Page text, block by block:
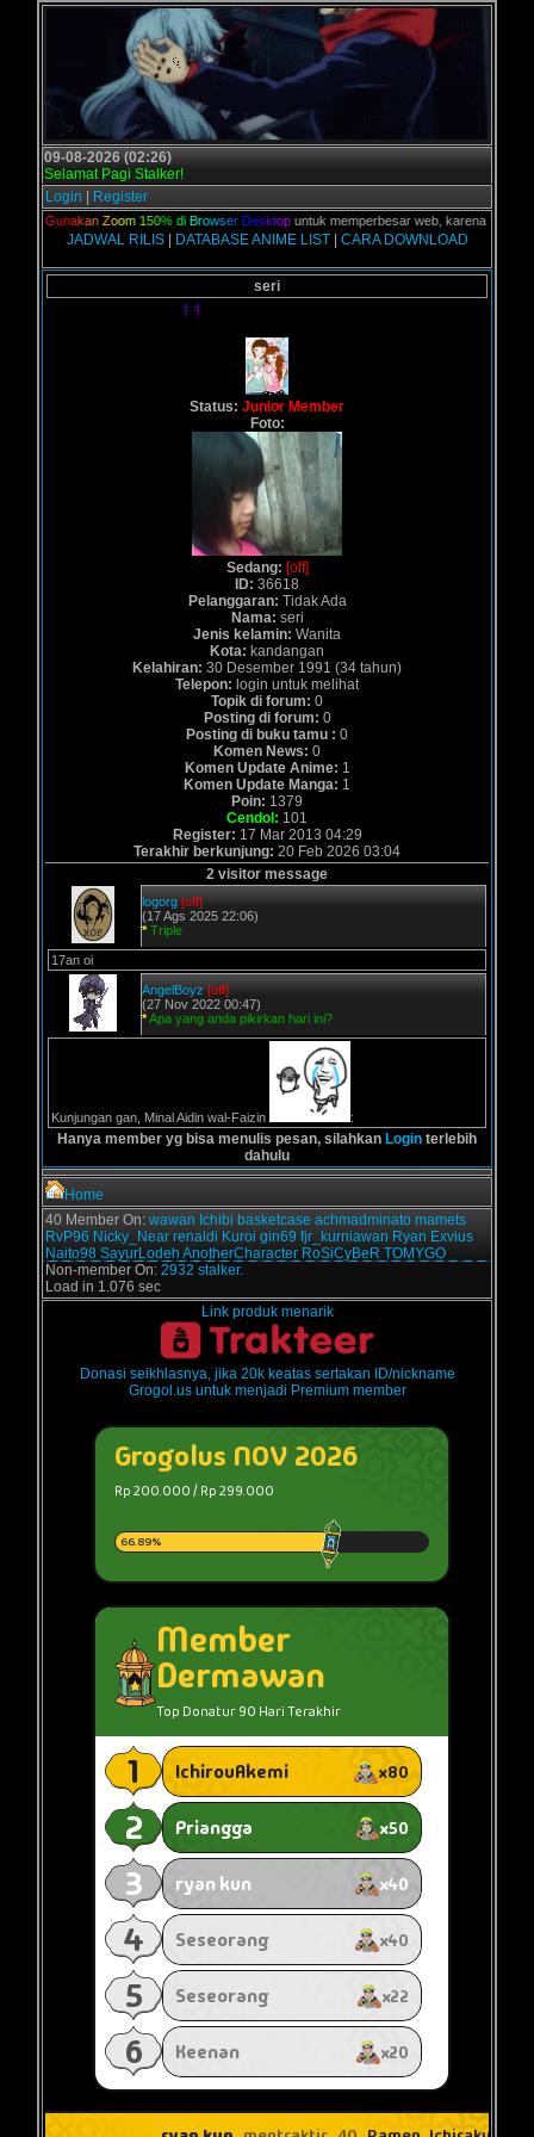
09-08-2026 (02:26)
Selamat Pagi Stalker!
Login
Register
unakan Zoom 150% di Br owser Desktopuntuk memperbesar web, karena aslinya
JADWAL RILIS| DATABASE ANIME LIST| CARA DOWNLOAD
seri
ￊￊ
Status: Junior Member
Foto:
Sedang: [off]
ID: 36618
Pelanggaran: Tidak Ada
Nama: seri
Jenis kelamin: Wanita
Kota: kandangan
Kelahiran: 30 Desember 1991 (34 tahun)
Telepon: login untuk melihat
Topik di forum: 0
Posting di forum: 0
Posting di buku tamu : 0
Komen News: 0
Komen Update Anime: 1
Komen Update Manga: 1
Poin: 1379
Cendol: 101
Register: 17 Mar 2013 04:29
Terakhir berkunjung: 20 Feb 2026 03:04
2 visitor message
logorg [off]
(17 Ags 2025 22:06)
* Triple
17an oi
AngelBoyz [off]
(27 Nov 2022 00:47)
*Apa yang anda pikirkan hari ini?
Kunjungan gan, Minal Aidin wal-Faizin :
Hanya member yg bisa menulis pesan, silahkan Login terlebih
dahulu
Home
40 Member On: wawan Ichibi basketcase achmadminato mamets
RvP96 Nicky_Near renaldi Kuroi gin69 fjr_kurniawan Ryan Exvius
Naito98 SayurLodeh AnotherCharacter RoSiCyBeR TOMYGO
Non-member On: 2932 stalker.
Load in 1.076 sec
Link produk menarik
Donasi seikhlasnya, jika 20k keatas sertakan ID/nickname
Grogol.us untuk menjadi Premium member